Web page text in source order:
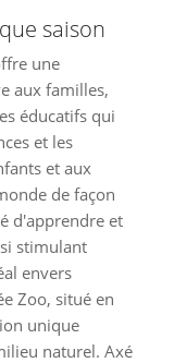
saison
une
aux familles,
éducatifs qui
et les
et aux
de façon
d'apprendre et
stimulant
envers
Zoo, situé en
unique
naturel. Axé